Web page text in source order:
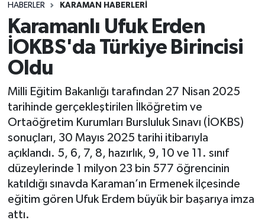
HABERLER KARAMAN HABERLERI
Karamanlı Ufuk Erden
İOKBS'da Türkiye Birincisi
Oldu
Milli Eğitim Bakanlığı tarafından 27 Nisan 2025
tarihinde gerçekleştirilen İlköğretim ve
Ortaöğretim Kurumları Bursluluk Sınavı (İOKBS)
sonuçları, 30 Mayıs 2025 tarihi itibarıyla
açıklandı. 5, 6, 7, 8, hazırlık, 9, 10 ve 11. sınıf
düzeylerinde 1 milyon 23 bin 577 öğrencinin
katıldığı sınavda Karaman’ın Ermenek ilçesinde
eğitim gören Ufuk Erdem büyük bir başarıya imza
attı.
Ulusal Haberler
Vefat Edenler